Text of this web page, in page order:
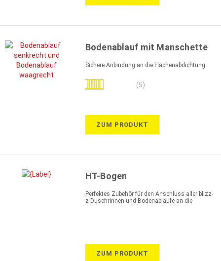
Bodenablauf mit Manschette
Sichere Anbindung an die Flächenabdichtung
Bewertung: (5)
ZUM PRODUKT
HT-Bogen
Perfektes Zubehör für den Anschluss aller blizz-
z Duschrinnen und Bodenabläufe an die
Abwasserleitung
ZUM PRODUKT